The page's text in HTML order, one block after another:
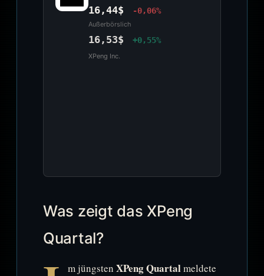
16,44$ -0,06%
Außerbörslich
16,53$ +0,55%
XPeng Inc.
Was zeigt das XPeng
Quartal?
m jüngsten XPeng Quartalmeldete